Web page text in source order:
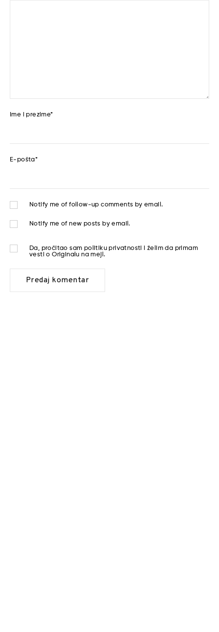
Ime i prezime*
E-pošta*
Notify me of follow-up comments by email.
Notify me of new posts by email.
Da, pročitao sam politiku privatnosti
i želim da primam
vesti o Originalu na mejl.